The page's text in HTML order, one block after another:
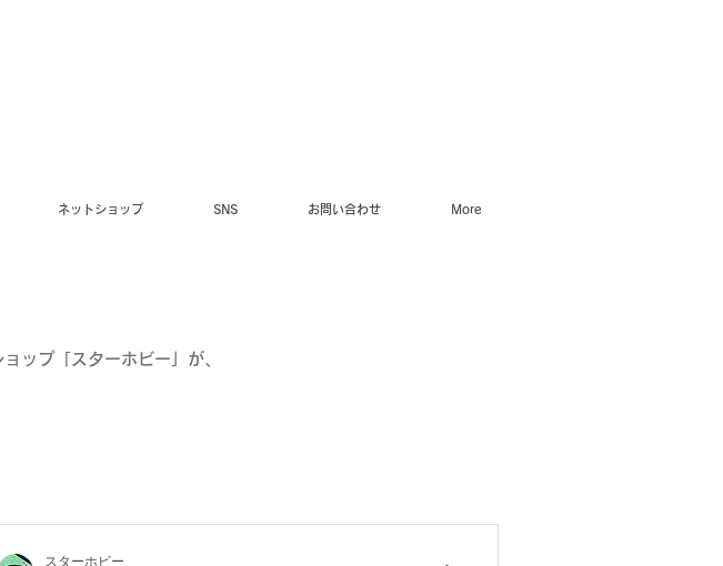
ネットショップ SNS お問い合わせ More
ップ「スターホビー」が、
スターホビー